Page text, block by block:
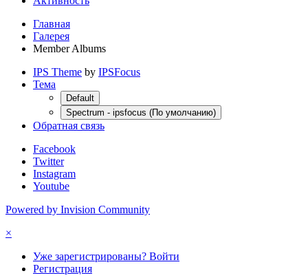
Главная
Галерея
Member Albums
IPS Theme by IPSFocus
Тема
Default
Spectrum - ipsfocus (По умолчанию)
Обратная связь
Facebook
Twitter
Instagram
Youtube
Powered by Invision Community
×
Уже зарегистрированы? Войти
Регистрация